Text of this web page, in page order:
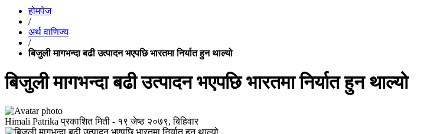
होमपेज
/
अर्थ वाणिज्य
/
बिजुली मागभन्दा बढी उत्पादन भएपछि भारतमा निर्यात हुन थाल्यो
बिजुली मागभन्दा बढी उत्पादन भएपछि भारतमा निर्यात हुन थाल्यो
Himali Patrika प्रकाशित मिती - १९ जेष्ठ २०७९, बिहिवार